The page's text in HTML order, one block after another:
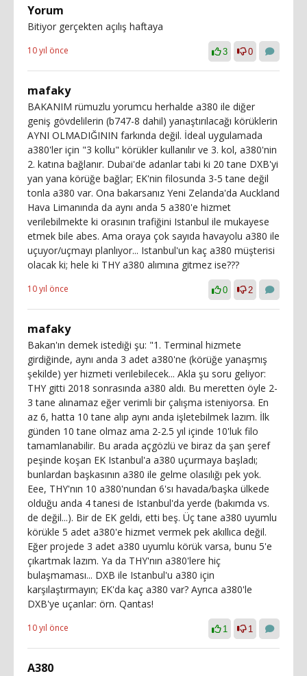
Yorum
Bitiyor gerçekten açılış haftaya
10 yıl önce 3 0
mafaky
BAKANIM rümuzlu yorumcu herhalde a380 ile diğer
geniş gövdelilerin (b747-8 dahil) yanaştırılacağı körüklerin
AYNI OLMADIĞININ farkında değil. İdeal uygulamada
a380'ler için "3 kollu" körükler kullanılır ve 3. kol, a380'nin
2. katına bağlanır. Dubai'de adanlar tabi ki 20 tane DXB'yi
yan yana körüğe bağlar; EK'nin filosunda 3-5 tane değil
tonla a380 var. Ona bakarsanız Yeni Zelanda'da Auckland
Hava Limanında da aynı anda 5 a380'e hizmet
verilebilmekte ki orasının trafiğini Istanbul ile mukayese
etmek bile abes. Ama oraya çok sayıda havayolu a380 ile
uçuyor/uçmayı planlıyor... Istanbul'un kaç a380 müşterisi
olacak ki; hele ki THY a380 alımına gitmez ise???
10 yıl önce 0 2
mafaky
Bakan'ın demek istediği şu: "1. Terminal hizmete
girdiğinde, aynı anda 3 adet a380'ne (körüğe yanaşmış
şekilde) yer hizmeti verilebilecek... Akla şu soru geliyor:
THY gitti 2018 sonrasında a380 aldı. Bu meretten öyle 2-
3 tane alınamaz eğer verimli bir çalışma isteniyorsa. En
az 6, hatta 10 tane alıp aynı anda işletebilmek lazım. İlk
günden 10 tane olmaz ama 2-2.5 yıl içinde 10'luk filo
tamamlanabilir. Bu arada açgözlü ve biraz da şan şeref
peşinde koşan EK Istanbul'a a380 uçurmaya başladı;
bunlardan başkasının a380 ile gelme olasılığı pek yok.
Eee, THY'nın 10 a380'nundan 6'sı havada/başka ülkede
olduğu anda 4 tanesi de Istanbul'da yerde (bakımda vs.
de değil...). Bir de EK geldi, etti beş. Üç tane a380 uyumlu
körükle 5 adet a380'e hizmet vermek pek akıllıca değil.
Eğer projede 3 adet a380 uyumlu körük varsa, bunu 5'e
çıkartmak lazım. Ya da THY'nın a380'lere hiç
bulaşmaması... DXB ile Istanbul'u a380 için
karşılaştırmayın; EK'da kaç a380 var? Ayrıca a380'le
DXB'ye uçanlar: örn. Qantas!
10 yıl önce 1 1
A380